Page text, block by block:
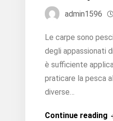
admin1596
Le carpe sono
degli appassionati
è sufficiente
praticare la pesca
diverse…
Continue reading